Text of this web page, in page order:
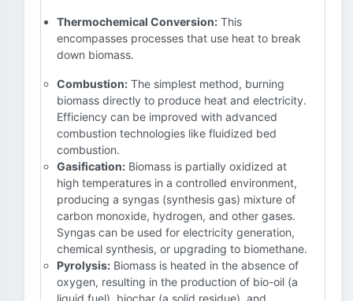
Thermochemical Conversion: This
encompasses processes that use heat to break
down biomass.
Combustion: The simplest method, burning
biomass directly to produce heat and electricity.
Efficiency can be improved with advanced
combustion technologies like fluidized bed
combustion.
Gasification: Biomass is partially oxidized at
high temperatures in a controlled environment,
producing a syngas (synthesis gas) mixture of
carbon monoxide, hydrogen, and other gases.
Syngas can be used for electricity generation,
chemical synthesis, or upgrading to biomethane.
Pyrolysis: Biomass is heated in the absence of
oxygen, resulting in the production of bio-oil (a
liquid fuel), biochar (a solid residue), and